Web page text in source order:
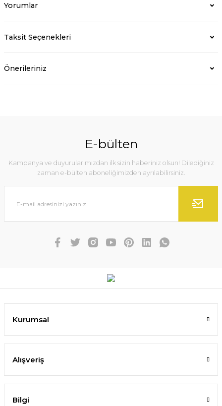
Yorumlar
Taksit Seçenekleri
Önerileriniz
E-bülten
Kampanya ve duyurularımızdan ilk sizin haberiniz olsun! Dilediğiniz
zaman e-bülten aboneliğimizden ayrılabilirsiniz.
Kurumsal
Alışveriş
Bilgi